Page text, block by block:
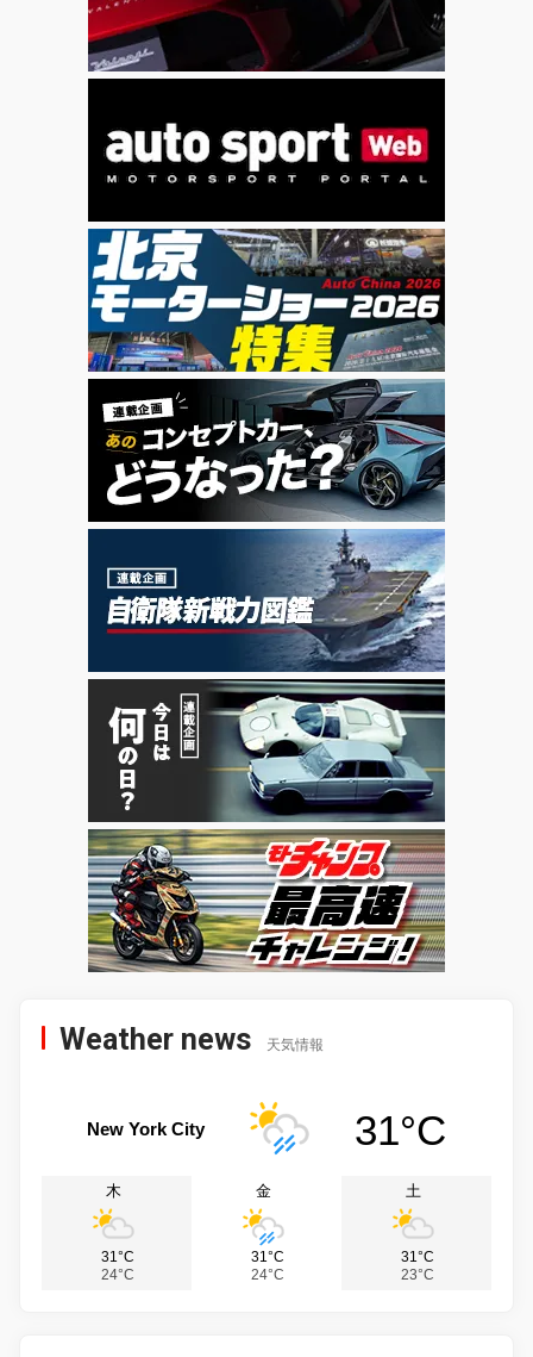
Weather news 天気情報
New York City 31°C
木
31°C
24°C
金
31°C
24°C
土
31°C
23°C